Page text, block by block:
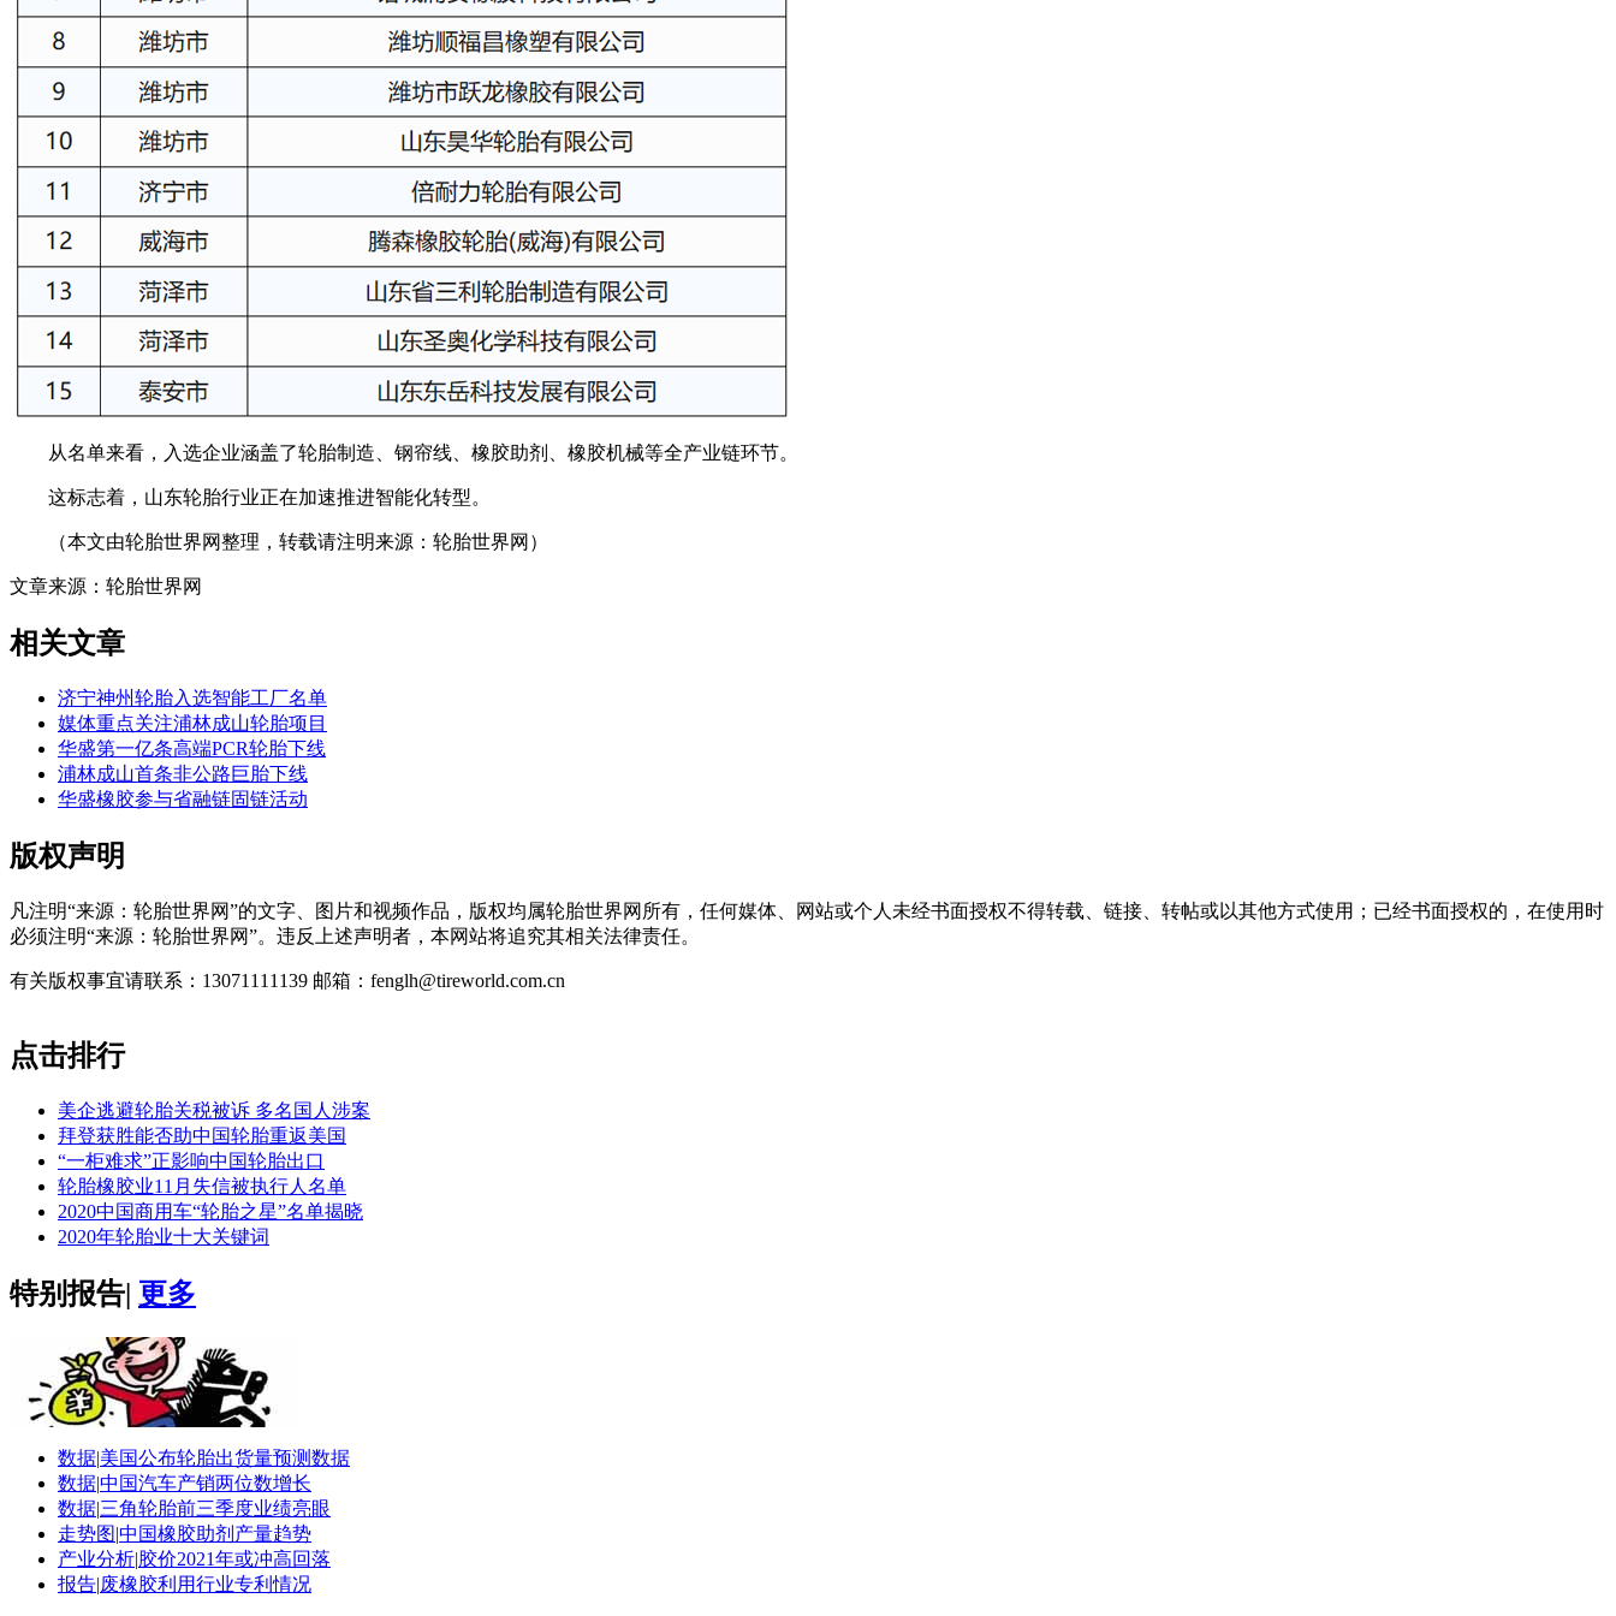
从名单来看，入选企业涵盖了轮胎制造、钢帘线、橡胶助剂、橡胶机械等全产业链环节。
这标志着，山东轮胎行业正在加速推进智能化转型。
（本文由轮胎世界网整理，转载请注明来源：轮胎世界网）
文章来源：轮胎世界网
相关文章
济宁神州轮胎入选智能工厂名单
媒体重点关注浦林成山轮胎项目
华盛第一亿条高端PCR轮胎下线
浦林成山首条非公路巨胎下线
华盛橡胶参与省融链固链活动
版权声明
凡注明“来源：轮胎世界网”的文字、图片和视频作品，版权均属轮胎世界网所有，任何媒体、网站或个人未经书面授权不得转载、链接、转帖或以其他方式使用；已经书面授权的，在使用时
必须注明“来源：轮胎世界网”。违反上述声明者，本网站将追究其相关法律责任。
有关版权事宜请联系：13071111139 邮箱：fenglh@tireworld.com.cn
点击排行
美企逃避轮胎关税被诉 多名国人涉案
拜登获胜能否助中国轮胎重返美国
“一柜难求”正影响中国轮胎出口
轮胎橡胶业11月失信被执行人名单
2020中国商用车“轮胎之星”名单揭晓
2020年轮胎业十大关键词
特别报告 更多
数据|美国公布轮胎出货量预测数据
数据|中国汽车产销两位数增长
数据|三角轮胎前三季度业绩亮眼
走势图|中国橡胶助剂产量趋势
产业分析|胶价2021年或冲高回落
报告|废橡胶利用行业专利情况